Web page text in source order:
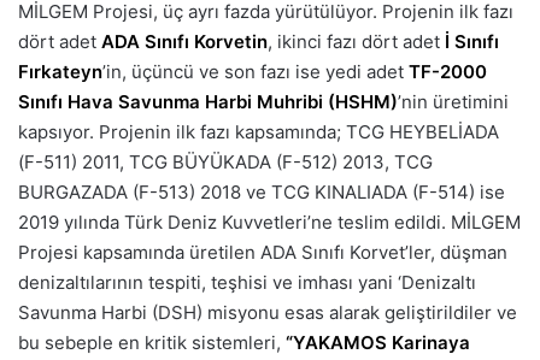
MİLGEM Projesi, üç ayrı fazda yürütülüyor. Projenin ilk fazı
dört adet ADA Sınıfı Korvetin, ikinci fazı dört adet İ Sınıfı
Fırkateyn’in, üçüncü ve son fazı ise yedi adet TF-2000
Sınıfı Hava Savunma Harbi Muhribi (HSHM)’nin üretimini
kapsıyor. Projenin ilk fazı kapsamında; TCG HEYBELİADA
(F-511) 2011, TCG BÜYÜKADA (F-512) 2013, TCG
BURGAZADA (F-513) 2018 ve TCG KINALIADA (F-514) ise
2019 yılında Türk Deniz Kuvvetleri’ne teslim edildi. MİLGEM
Projesi kapsamında üretilen ADA Sınıfı Korvet’ler, düşman
denizaltılarının tespiti, teşhisi ve imhası yani ‘Denizaltı
Savunma Harbi (DSH) misyonu esas alarak geliştirildiler ve
bu sebeple en kritik sistemleri, “YAKAMOS Karinaya